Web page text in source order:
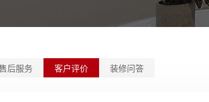
后服务 客户评价 装修问答